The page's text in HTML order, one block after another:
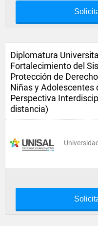
Diplomatura
Fortalecimiento del
Protección de
Niñas y Adolescentes
Perspectiva
distancia)